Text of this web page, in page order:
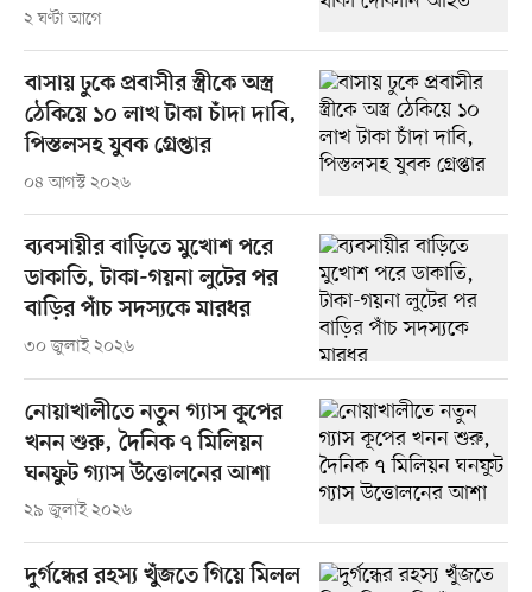
২ ঘণ্টা আগে
বাসায় ঢুকে প্রবাসীর স্ত্রীকে অস্ত্র
ঠেকিয়ে ১০ লাখ টাকা চাঁদা দাবি,
পিস্তলসহ যুবক গ্রেপ্তার
০৪ আগস্ট ২০২৬
ব্যবসায়ীর বাড়িতে মুখোশ পরে
ডাকাতি, টাকা-গয়না লুটের পর
বাড়ির পাঁচ সদস্যকে মারধর
৩০ জুলাই ২০২৬
নোয়াখালীতে নতুন গ্যাস কূপের
খনন শুরু, দৈনিক ৭ মিলিয়ন
ঘনফুট গ্যাস উত্তোলনের আশা
২৯ জুলাই ২০২৬
দুর্গন্ধের রহস্য খুঁজতে গিয়ে মিলল